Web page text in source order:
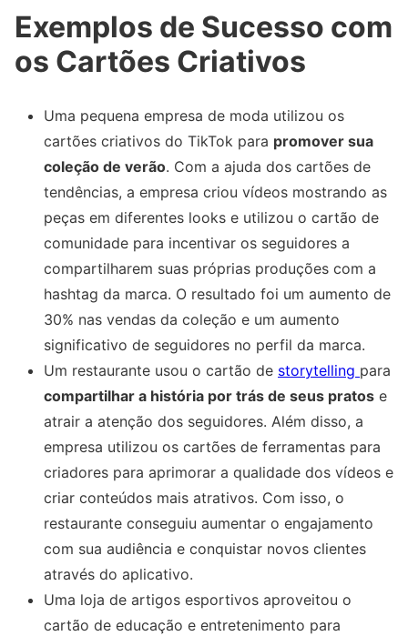
Exemplos de Sucesso com
os Cartões Criativos
Uma pequena empresa de moda utilizou os
cartões criativos do TikTok para promover sua
coleção de verão. Com a ajuda dos cartões de
tendências, a empresa criou vídeos mostrando as
peças em diferentes looks e utilizou o cartão de
comunidade para incentivar os seguidores a
compartilharem suas próprias produções com a
hashtag da marca. O resultado foi um aumento de
30% nas vendas da coleção e um aumento
significativo de seguidores no perfil da marca.
Um restaurante usou o cartão de storytelling para
compartilhar a história por trás de seus pratos e
atrair a atenção dos seguidores. Além disso, a
empresa utilizou os cartões de ferramentas para
criadores para aprimorar a qualidade dos vídeos e
criar conteúdos mais atrativos. Com isso, o
restaurante conseguiu aumentar o engajamento
com sua audiência e conquistar novos clientes
através do aplicativo.
Uma loja de artigos esportivos aproveitou o
cartão de educação e entretenimento para